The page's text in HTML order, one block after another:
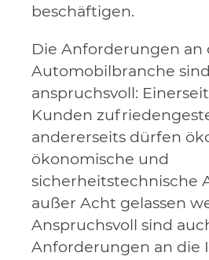
beschäftigen.
Die Anforderungen an
Automobilbranche sind
anspruchsvoll:
Kunden
andererseits dürfen
ökonomische und
sicherheitstechnische
außer Acht gelassen
Anspruchsvoll sind
Anforderungen an die